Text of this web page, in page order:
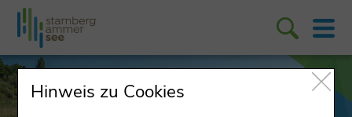
Hinweis zu Cookies